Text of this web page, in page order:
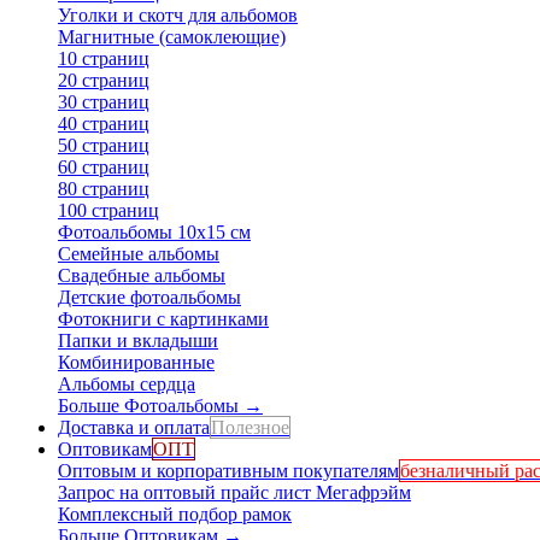
Уголки и скотч для альбомов
Магнитные (самоклеющие)
10 страниц
20 страниц
30 страниц
40 страниц
50 страниц
60 страниц
80 страниц
100 страниц
Фотоальбомы 10х15 см
Семейные альбомы
Свадебные альбомы
Детские фотоальбомы
Фотокниги с картинками
Папки и вкладыши
Комбинированные
Альбомы сердца
Больше Фотоальбомы →
Доставка и оплатаПолезное
ОптовикамОПТ
Оптовым и корпоративным покупателямбезналичный
Запрос на оптовый прайс лист Мегафрэйм
Комплексный подбор рамок
Больше Оптовикам →